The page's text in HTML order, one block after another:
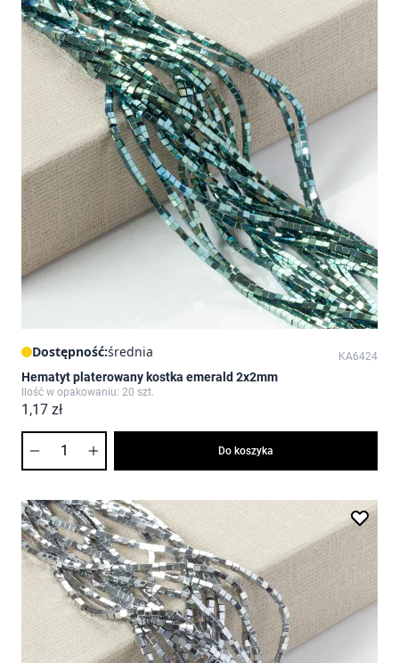
Dostępność:średnia KA6424
Hematyt platerowany kostka emerald 2x2mm
Ilość w opakowaniu: 20 szt.
1,17 zł
Do koszyka